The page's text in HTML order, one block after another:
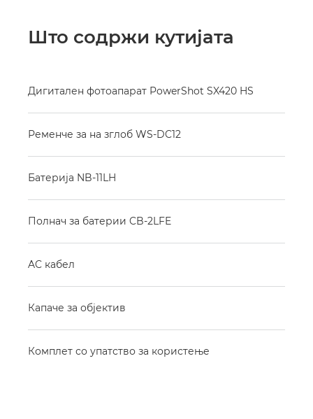
Што содржи кутијата
Дигитален фотоапарат PowerShot SX420 HS
Ременче за на зглоб WS-DC12
Батерија NB-11LH
Полнач за батерии CB-2LFE
AC кабел
Капаче за објектив
Комплет со упатство за користење